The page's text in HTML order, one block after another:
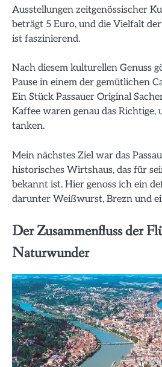
Ausstellungen zeitgenössischer
beträgt 5 Euro, und die Vielfalt
ist faszinierend.
Nach diesem kulturellen Genuss
Pause in einem der gemütlichen
Ein Stück Passauer Original
Kaffee waren genau das Richtige,
tanken.
Mein nächstes Ziel war das
historisches Wirtshaus, das für
bekannt ist. Hier genoss ich ein
darunter Weißwurst, Brezn und
Der Zusammenfluss der
Naturwunder